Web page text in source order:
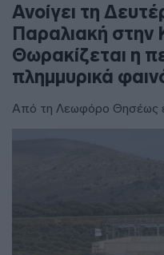
Ανοίγει τη
Παραλιακή στην
Θωρακίζεται η
πλημμυρικά
Από τη Λεωφόρο Θησέως